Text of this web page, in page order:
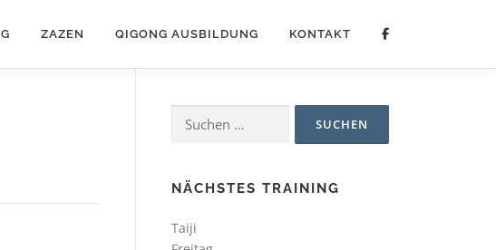
ZAZEN QIGONG AUSBILDUNG KONTAKT
Suchen
nach:
NÄCHSTES TRAINING
Taiji